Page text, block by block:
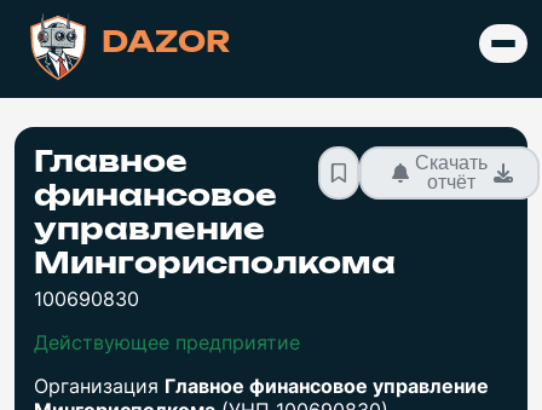
DAZOR
Главное
финансовое
управление
Мингорисполкома
100690830
Скачать
отчёт
Действующее предприятие
Организация Главное финансовое управление